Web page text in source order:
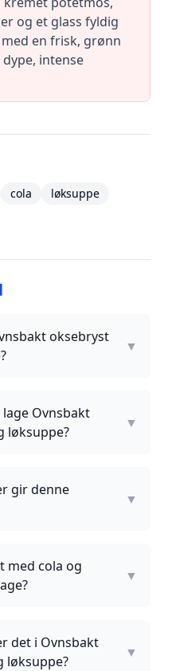
og et glass fyldig
en frisk, grønn
intense
cola
løksuppe
oksebryst
▼
Ovnsbakt
løksuppe?
▼
gir denne
▼
med cola og
▼
det i Ovnsbakt
løksuppe?
▼